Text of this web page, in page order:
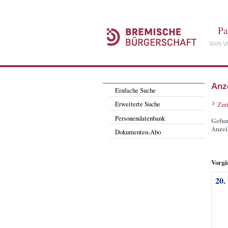
Vom
Einfache Suche
Erweiterte Suche
Personendatenbank
Dokumenten-Abo